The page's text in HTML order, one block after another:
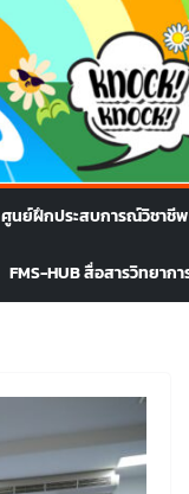
ศูนย์ฝึกประสบการณ์วิชาชีพ
FMS-HUB สื่อสารวิทยาก